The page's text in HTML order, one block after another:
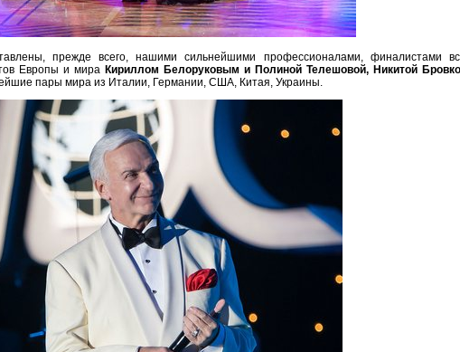
прежде всего, нашими сильнейшими профессионалами, финалистами
Европы и мира Кириллом Белоруковым и Полиной Телешовой, Никитой
пары мира из Италии, Германии, США, Китая, Украины.